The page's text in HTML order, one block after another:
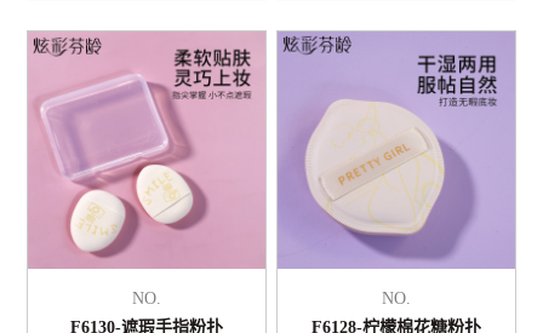
NO.
F6130-遮瑕手指粉扑
NO.
F6128-柠檬棉花糖粉扑